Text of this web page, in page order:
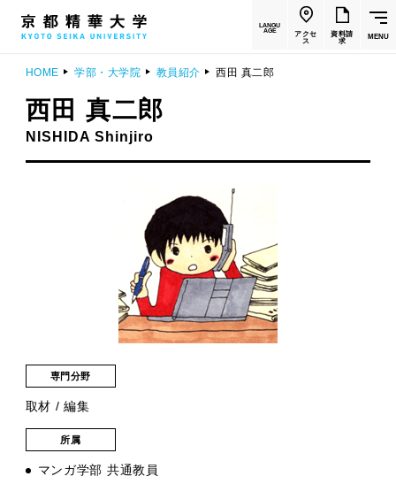
LANGU
AGE
アクセ
ス
資料請
求
MENU
HOME 学部・大学院 教員紹介 西田 真二郎
西田 真二郎
NISHIDA Shinjiro
専門分野
取材 / 編集
所属
マンガ学部 共通教員